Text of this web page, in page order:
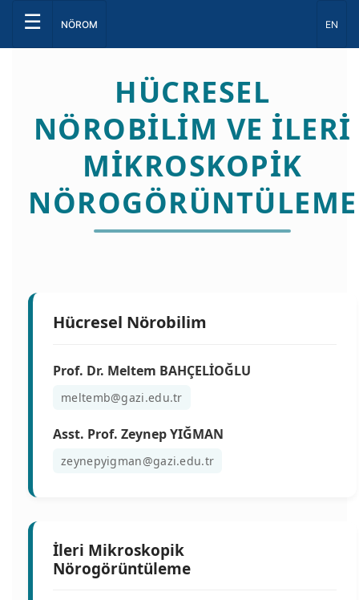
☰ NÖROM Dil
EN
HÜCRESEL
NÖROBILIM VE İLERI
MIKROSKOPIK
NÖROGÖRÜNTÜLEME
Hücresel Nörobilim
Prof. Dr. Meltem BAHÇELİOĞLU
meltemb@gazi.edu.tr
Asst. Prof. Zeynep YIĞMAN
zeynepyigman@gazi.edu.tr
İleri Mikroskopik
Nörogörüntüleme